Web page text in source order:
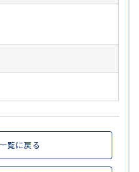
覧に戻る